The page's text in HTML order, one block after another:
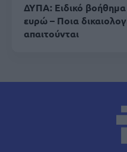
ΔΥΠΑ: Ειδικό βοήθημα
ευρώ – Ποια
απαιτούνται